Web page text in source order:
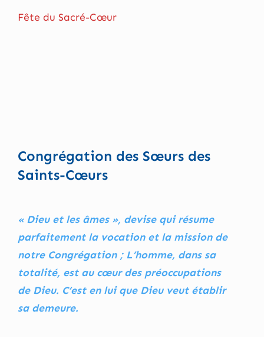
Fête du Sacré-Cœur
Congrégation des Sœurs des
Saints-Cœurs
« Dieu et les âmes », devise qui résume
parfaitement la vocation et la mission de
notre Congrégation ; L’homme, dans sa
totalité, est au cœur des préoccupations
de Dieu. C’est en lui que Dieu veut établir
sa demeure.